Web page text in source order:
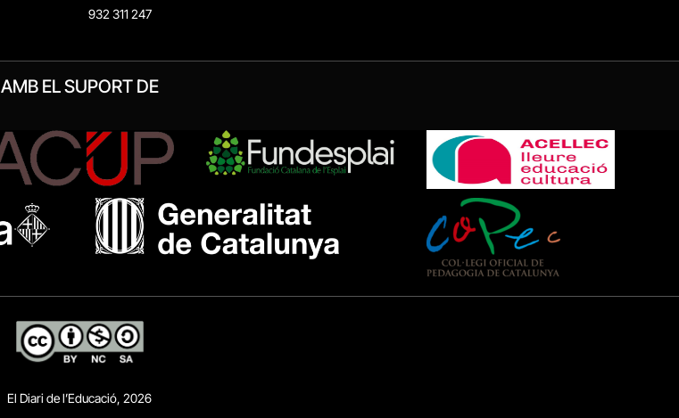
932 311 247
AMB EL SUPORT DE
El Diari de l’Educació, 2026